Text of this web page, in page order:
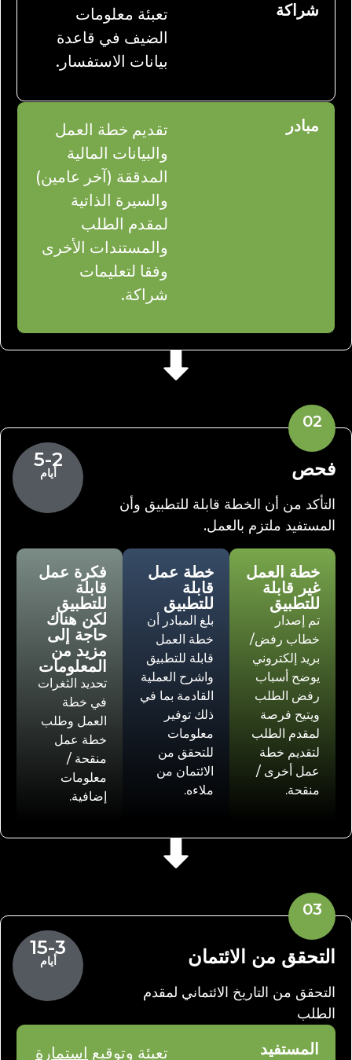
شراكة
تعبئة معلومات
الضيف في قاعدة
بيانات الاستفسار.
مبادر
تقديم خطة العمل
والبيانات المالية
المدققة (آخر عامين)
والسيرة الذاتية
لمقدم الطلب
والمستندات الأخرى
وفقا لتعليمات
شراكة.
02
فحص
التأكد من أن الخطة قابلة للتطبيق وأن
المستفيد ملتزم بالعمل.
5-2
أيام
خطة العمل
غير قابلة
للتطبيق
تم إصدار
خطاب رفض/
بريد إلكتروني
يوضح أسباب
رفض الطلب
ويتيح فرصة
لمقدم الطلب
لتقديم خطة
عمل أخرى /
منقحة.
خطة عمل
قابلة
للتطبيق
بلغ المبادر أن
خطة العمل
قابلة للتطبيق
واشرح العملية
القادمة بما في
ذلك توفير
معلومات
للتحقق من
الائتمان من
ملاءه.
فكرة عمل
قابلة
للتطبيق
لكن هناك
حاجة إلى
مزيد من
المعلومات
تحديد الثغرات
في خطة
العمل وطلب
خطة عمل
منقحة /
معلومات
إضافية.
03
التحقق من الائتمان
التحقق من التاريخ الائتماني لمقدم
الطلب
15-3
أيام
المستفيد تعبئة وتوقيعاستمارة